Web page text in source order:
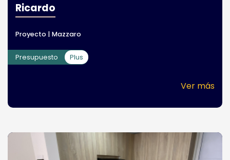
Ricardo
Proyecto | Mazzaro
Presupuesto Plus
Ver más